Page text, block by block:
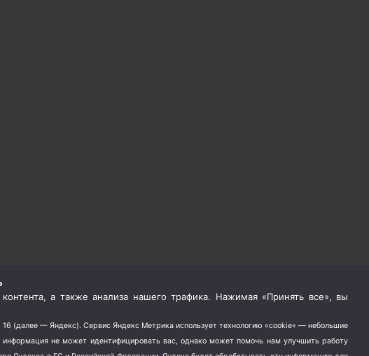
а также анализа нашего трафика. Нажимая «Принять все», вы
(далее — Яндекс). Сервис Яндекс Метрика использует технологию «cookie» — небольшие
не может идентифицировать вас, однако может помочь нам улучшить работу